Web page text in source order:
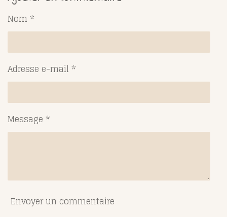
a
e
r
a
r
a
r
a
r
Nom *
Adresse e-mail *
Message *
Envoyer un commentaire